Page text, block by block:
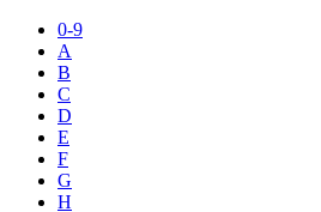
0-9
A
B
C
D
E
F
G
H